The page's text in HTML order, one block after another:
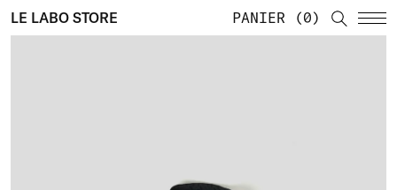
LE LABO STORE PANIER 0